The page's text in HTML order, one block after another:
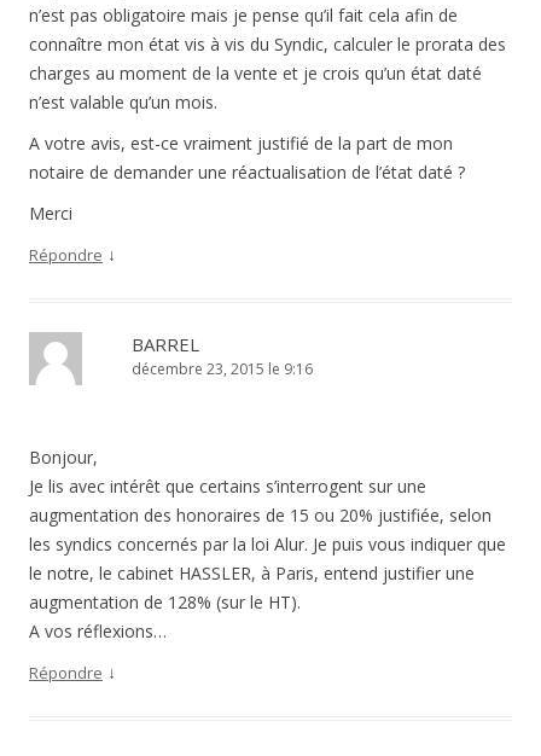
n’est pas obligatoire mais je pense qu’il fait cela afin de
connaître mon état vis à vis du Syndic, calculer le prorata des
charges au moment de la vente et je crois qu’un état daté
n’est valable qu’un mois.
A votre avis, est-ce vraiment justifié de la part de mon
notaire de demander une réactualisation de l’état daté ?
Merci
Répondre ↓
BARREL
décembre 23, 2015 le 9:16
Bonjour,
Je lis avec intérêt que certains s’interrogent sur une
augmentation des honoraires de 15 ou 20% justifiée, selon
les syndics concernés par la loi Alur. Je puis vous indiquer que
le notre, le cabinet HASSLER, à Paris, entend justifier une
augmentation de 128% (sur le HT).
A vos réflexions…
Répondre ↓